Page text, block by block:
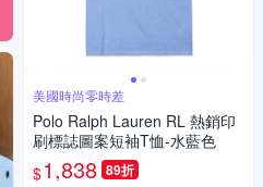
美國時尚零時差
Polo Ralph Lauren RL 熱銷印
刷標誌圖案短袖T恤-水藍色
$1,838 89折